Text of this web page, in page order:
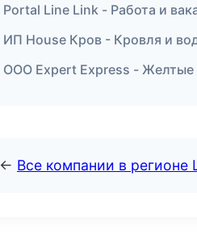
Portal Line Link - Работа и
ИП House Кров - Кровля и
ООО Expert Express - Желтые
← Все компании в регионе